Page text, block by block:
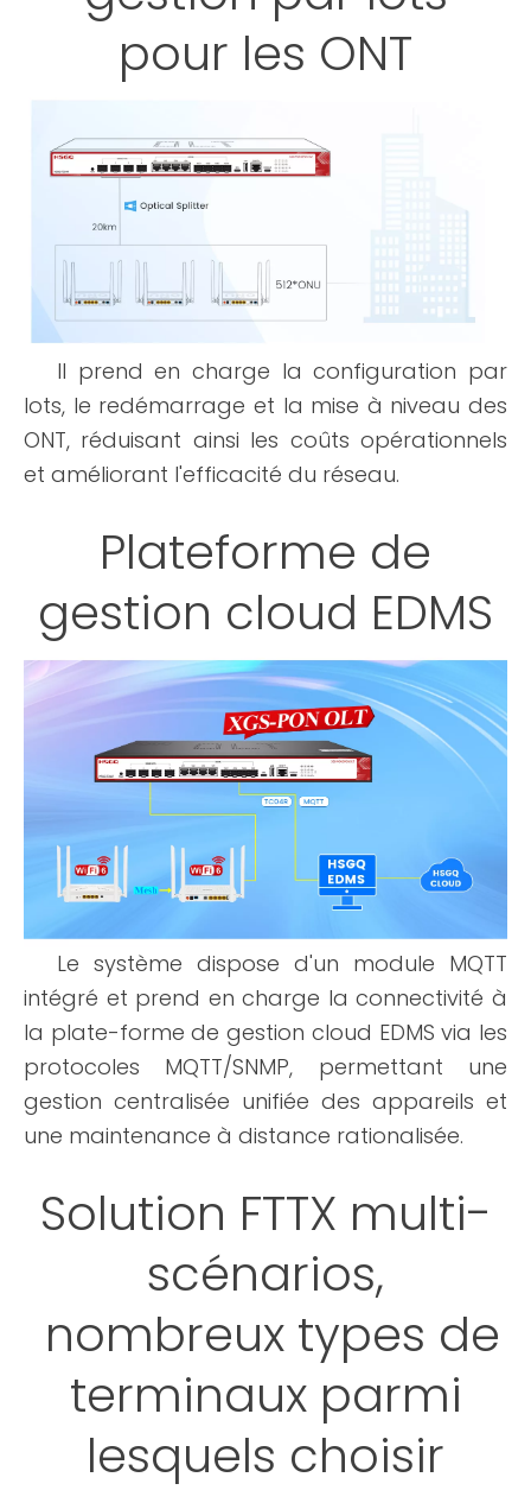
pour les ONT
Il prend en charge la configuration par
lots, le redémarrage et la mise à niveau des
ONT, réduisant ainsi les coûts opérationnels
et améliorant l'efficacité du réseau.
Plateforme de
gestion cloud EDMS
Le système dispose d'un module MQTT
intégré et prend en charge la connectivité à
la plate-forme de gestion cloud EDMS via les
protocoles MQTT/SNMP, permettant une
gestion centralisée unifiée des appareils et
une maintenance à distance rationalisée.
Solution FTTX multi-
scénarios,
nombreux types de
terminaux parmi
lesquels choisir